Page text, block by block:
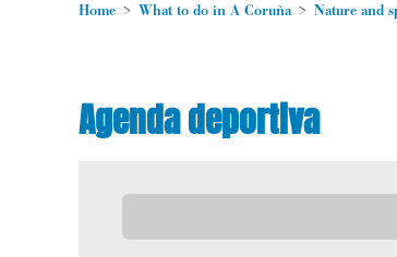
Home What to do in A Coruña Nature and
Agenda deportiva